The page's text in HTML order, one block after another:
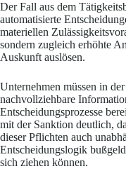
Der Fall aus dem
automatisierte
materiellen
sondern zugleich erhöhte
Auskunft auslösen.
Unternehmen müssen in
nachvollziehbare
Entscheidungsprozesse
mit der Sanktion deutlich,
dieser Pflichten auch
Entscheidungslogik
sich ziehen können.